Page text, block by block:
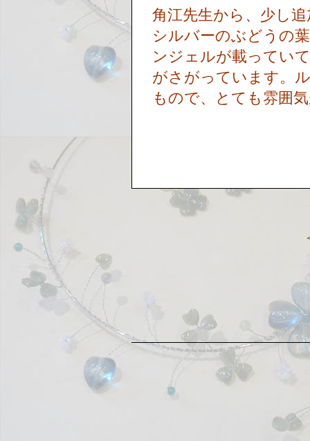
角江先生から、少し
シルバーのぶどうの
ンジェルが載ってい
がさがっています。
もので、とても雰囲